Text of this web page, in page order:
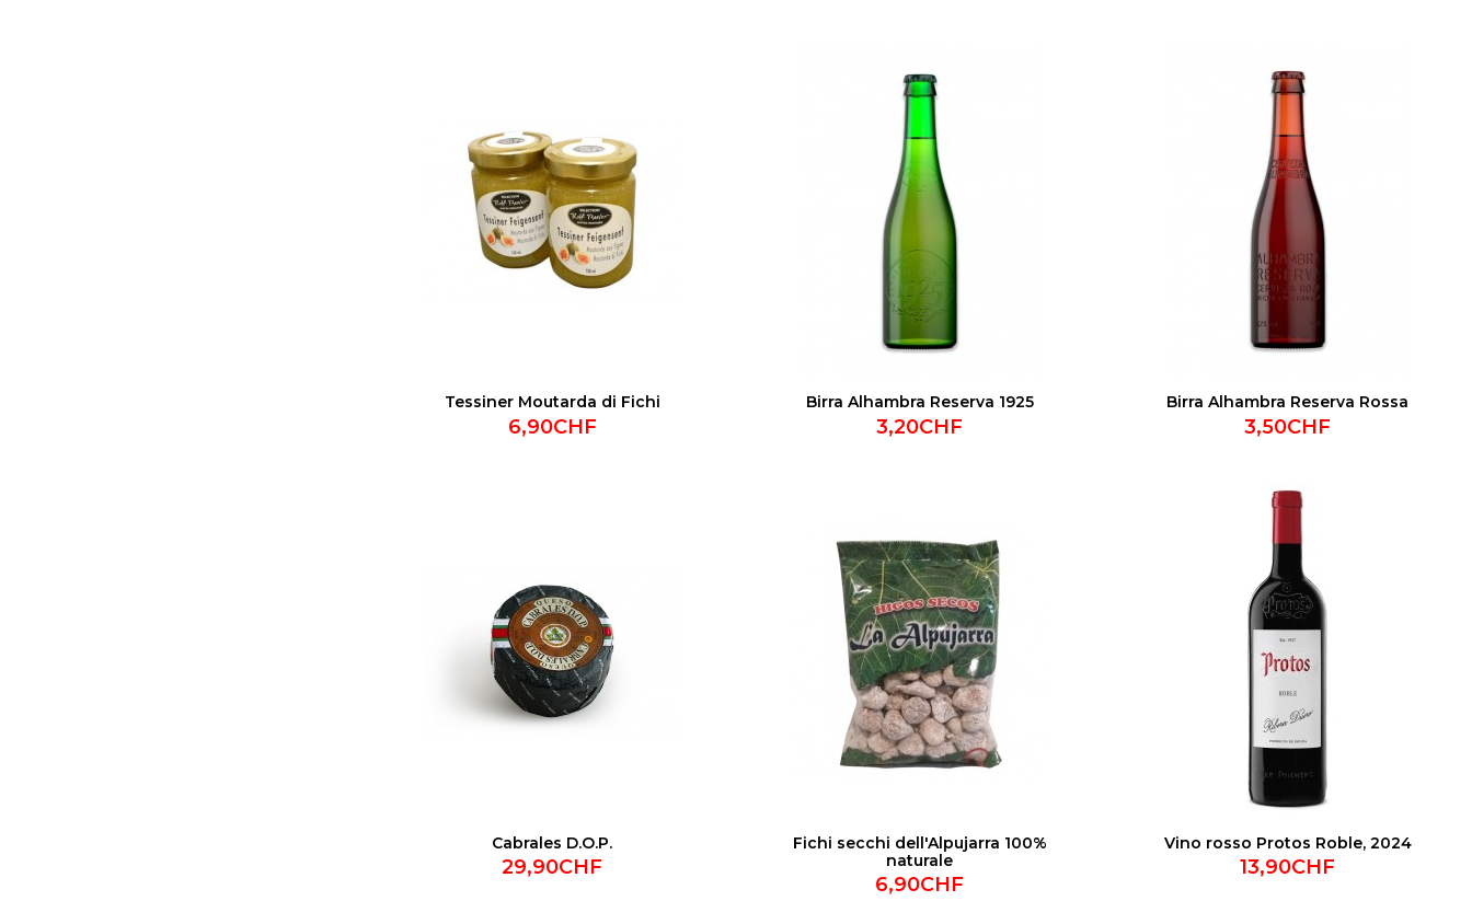
Tessiner Moutarda di Fichi
6,90CHF
Birra Alhambra Reserva 1925
3,20CHF
Birra Alhambra Reserva Rossa
3,50CHF
Cabrales D.O.P.
29,90CHF
Fichi secchi dell'Alpujarra 100%
naturale
6,90CHF
Vino rosso Protos Roble, 2024
13,90CHF